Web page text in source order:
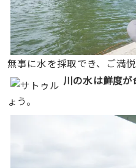
無事に水を採取でき、ご満悦
川の水は鮮度が
ょう。